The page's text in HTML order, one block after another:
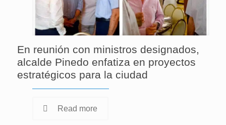
En reunión con ministros designados,
alcalde Pinedo enfatiza en proyectos
estratégicos para la ciudad
Read more